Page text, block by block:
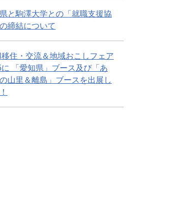
と駒澤大学との「就職支援協
締結について
住・交流＆地域おこしフェア
に 「愛知県」ブース及び「あ
山里＆離島」ブースを出展し